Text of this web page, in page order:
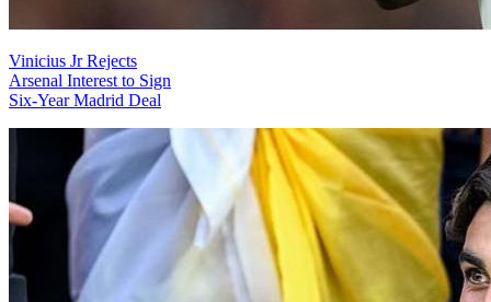
Vinicius Jr Rejects
Arsenal Interest to Sign
Six-Year Madrid Deal